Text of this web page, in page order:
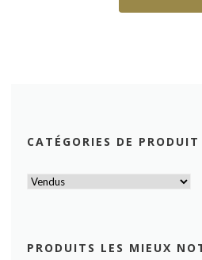
CATÉGORIES DE PRODUIT
PRODUITS LES MIEUX